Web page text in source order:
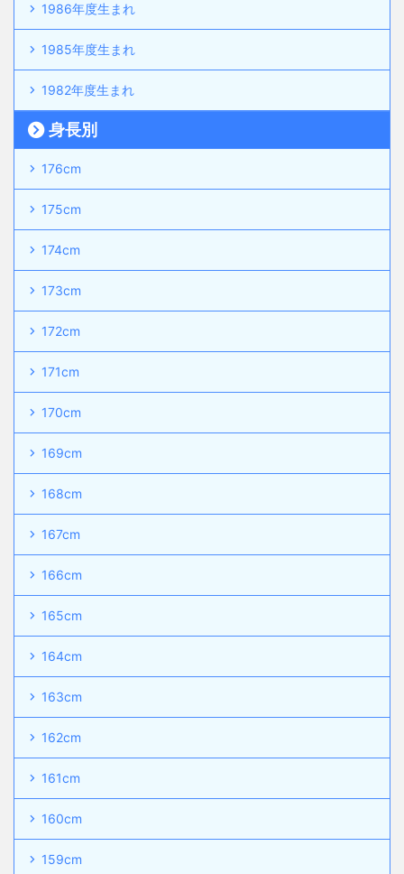
1986年度生まれ
1985年度生まれ
1982年度生まれ
身長別
176cm
175cm
174cm
173cm
172cm
171cm
170cm
169cm
168cm
167cm
166cm
165cm
164cm
163cm
162cm
161cm
160cm
159cm